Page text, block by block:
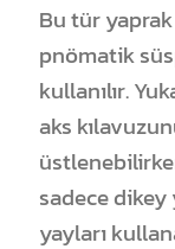
Bu tür yaprak
pnömatik
kullanılır.
aks
sadece
yayları